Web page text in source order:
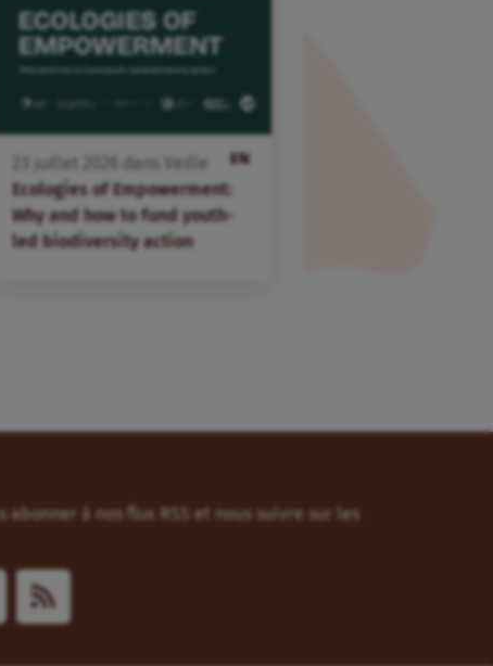
EN
juillet dans Veille
Ecologies of Empowerment:
Why and how to fund youth-
led biodiversity action
abonner à nos flux RSS et nous suivre sur les